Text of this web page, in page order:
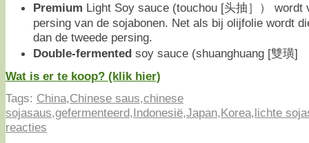
Premium Light Soy sauce (touchou [头抽］） wordt
persing van de sojabonen. Net als bij olijfolie wordt
dan de tweede persing.
Double-fermented soy sauce (shuanghuang [雙璜]
Wat is er te koop? (klik hier)
Tags: China,Chinese saus,chinese
sojasaus,gefermenteerd,Indonesië,Japan,Korea,lichte
reacties